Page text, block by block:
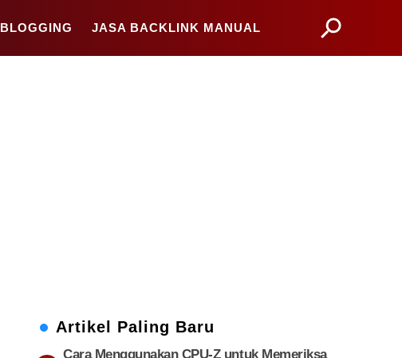
BLOGGING JASA BACKLINK MANUAL
Artikel Paling Baru
Cara Menggunakan CPU-Z untuk Memeriksa